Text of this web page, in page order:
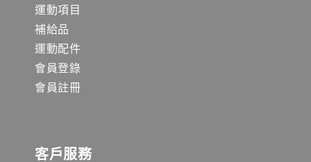
運動項目
補給品
運動配件
會員登錄
會員註冊
客戶服務